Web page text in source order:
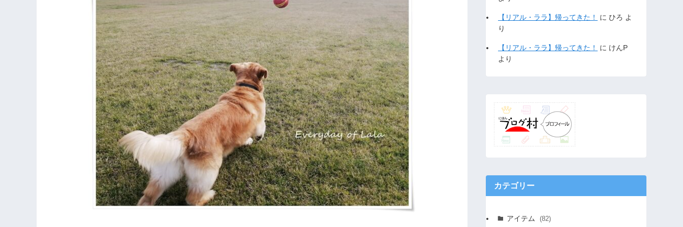
【リアル・ララ】帰ってきた！ に ひろ よ
り
【リアル・ララ】帰ってきた！ に けんP
より
カテゴリー
アイテム (82)